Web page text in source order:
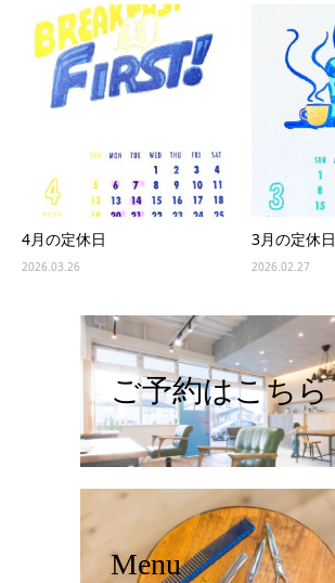
4月の定休日
2026.03.26
3月の定休日
2026.02.27
ご予約はこちら
Menu